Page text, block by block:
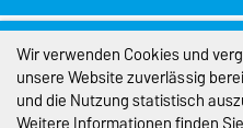
Wir verwenden Cookies und
unsere Website zuverlässig
und die Nutzung statistisch